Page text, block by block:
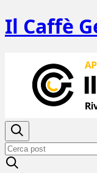
Il Caffè